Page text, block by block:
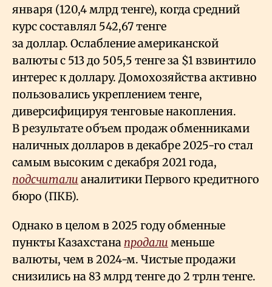
января (120,4 млрд тенге), когда средний
курс составлял 542,67 тенге
за доллар. Ослабление американской
валюты с 513 до 505,5 тенге за $1 взвинтило
интерес к доллару. Домохозяйства активно
пользовались укреплением тенге,
диверсифицируя тенговые накопления.
В результате объем продаж обменниками
наличных долларов в декабре 2025-го стал
самым высоким с декабря 2021 года,
подсчитали аналитики Первого кредитного
бюро (ПКБ).
Однако в целом в 2025 году обменные
пункты Казахстана продали меньше
валюты, чем в 2024-м. Чистые продажи
снизились на 83 млрд тенге до 2 трлн тенге.